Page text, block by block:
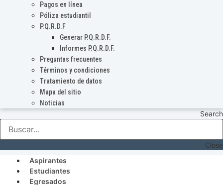
Pagos en línea
Póliza estudiantil
P.Q.R.D.F
Generar P.Q.R.D.F.
Informes P.Q.R.D.F.
Preguntas frecuentes
Términos y condiciones
Tratamiento de datos
Mapa del sitio
Noticias
Search
Close
Aspirantes
Estudiantes
Egresados